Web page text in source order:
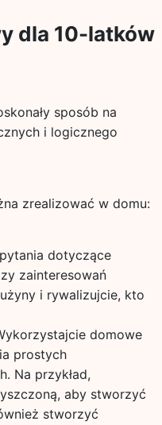
dla 10-latków
sposób na
i logicznego
zrealizować w domu:
dotyczące
zainteresowań
i rywalizujcie, kto
domowe
prostych
Na przykład,
aby stworzyć
stworzyć